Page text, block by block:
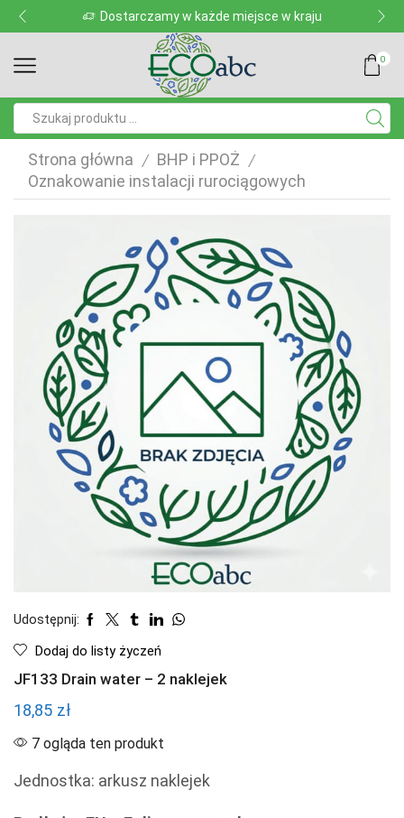
Dostarczamy w każde miejsce w kraju
0
Strona główna / BHP i PPOŻ /
Oznakowanie instalacji rurociągowych
Udostępnij:
Dodaj do listy życzeń
JF133 Drain water – 2 naklejek
18,85 zł
7 ogląda ten produkt
Jednostka: arkusz naklejek